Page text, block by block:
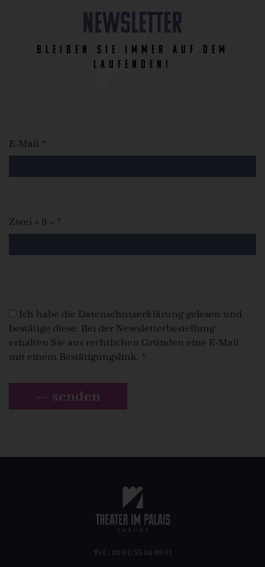
Newsletter
bleiben Sie immer auf dem
Laufenden!
E-Mail *
Zwei + 9 = ?
Ich habe die Datenschutzerklärung gelesen und
bestätige diese. Bei der Newsletterbestellung
erhalten Sie aus rechtlichen Gründen eine E-Mail
mit einem Bestätigungslink. *
–– senden
Tel.: 03 61/55 04 99 01